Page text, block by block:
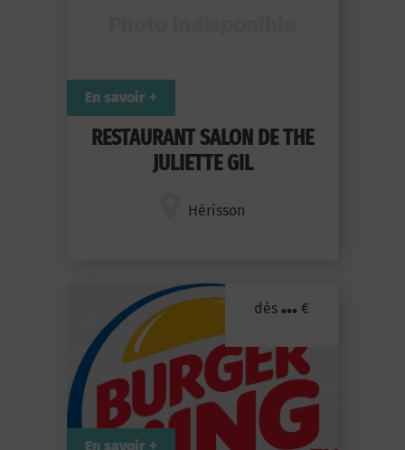
RESTAURANT SALON DE THE
JULIETTE GIL
Hérisson
En savoir +
dès ... €
En savoir +